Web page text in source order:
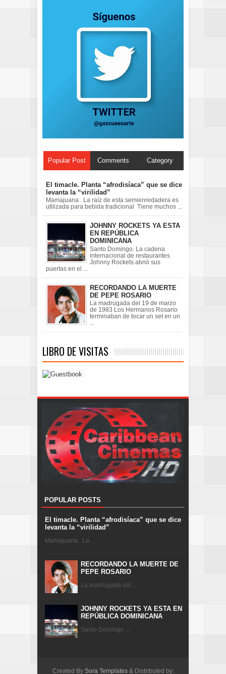
Popular Post Comments Category
El timacle. Planta “afrodisíaca” que se dice
levanta la “virilidad”
Mamajuana . La raíz de esta semienredadera es
utilizada para bebida tradicional Tiene muchos ...
JOHNNY ROCKETS YA ESTA
EN REPÚBLICA
DOMINICANA
Santo Domingo. La cadena
internacional de restaurantes
Johnny Rockets abrió sus
puertas en el ...
RECORDANDO LA MUERTE
DE PEPE ROSARIO
La madrugada del 19 de marzo
de 1983 Los Hermanos Rosario
terminaban de tocar un set en un
...
LIBRO DE VISITAS
POPULAR POSTS
El timacle. Planta “afrodisíaca” que se dice
levanta la “virilidad”
Mamajuana . La ...
RECORDANDO LA MUERTE DE
PEPE ROSARIO
La madrugada del ...
JOHNNY ROCKETS YA ESTA EN
REPÚBLICA DOMINICANA
Santo Domingo ...
Created By Sora Templates& Distributed by: